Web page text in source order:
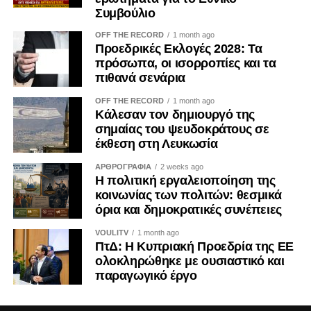
Σύμφωνα με αρμόδιες πηγές, οι επαφές αυτές
παραμένουν σε τεχνικό και διερευνητικό επίπεδο, χωρίς
να αγγίζουν την ουσία ή να συνιστούν διαπραγμάτευση.
Παρά τις σχετικές διαβεβαιώσεις, η πρωτοβουλία του
Αντόνιο Κόστα προκάλεσε δυσφορία σε αρκετές
ευρωπαϊκές πρωτεύουσες. Ειδικότερα, η Πολωνία, οι
τρεις χώρες της Βαλτικής και τα σκανδιναβικά κράτη
εξέφρασαν επιφυλάξεις, θεωρώντας ότι οποιαδήποτε
προσέγγιση προς τη Ρωσία θα πρέπει να αποφασίζεται
συλλογικά και έπειτα από πλήρη διαβούλευση μεταξύ των
κρατών-μελών. Σύμφωνα με διπλωματικές πηγές, η
δυσαρέσκεια επικεντρώνεται κυρίως στο γεγονός ότι ο
Κόστα δεν είχε προηγουμένως ενημερώσει ή
συμβουλευτεί επαρκώς τις ευρωπαϊκές πρωτεύουσες
πριν δώσει το πράσινο φως για την έναρξη των επαφών.
Ο πρόεδρος του Ευρωπαϊκού Συμβουλίου φαίνεται πως
Συμβούλιο
OFF THE RECORD 1 month ago
Προεδρικές Εκλογές 2028: Τα
πρόσωπα, οι ισορροπίες και τα
πιθανά σενάρια
OFF THE RECORD 1 month ago
Κάλεσαν τον δημιουργό της
σημαίας του ψευδοκράτους σε
έκθεση στη Λευκωσία
ΑΡΘΡΟΓΡΑΦΙΑ 2 weeks ago
Η πολιτική εργαλειοποίηση της
κοινωνίας των πολιτών: θεσμικά
όρια και δημοκρατικές συνέπειες
VOULITV 1 month ago
ΠτΔ: Η Κυπριακή Προεδρία της ΕΕ
ολοκληρώθηκε με ουσιαστικό και
παραγωγικό έργο